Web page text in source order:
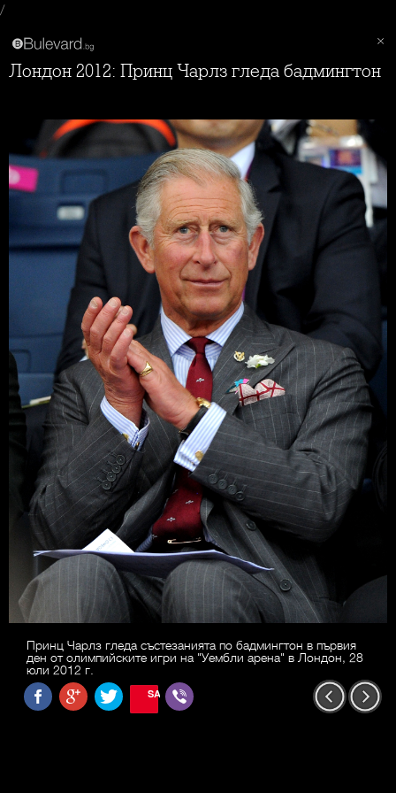
/
Лондон 2012: Принц Чарлз гледа бадмингтон
Принц Чарлз гледа състезанията по бадмингтон в първия
ден от олимпийските игри на "Уембли арена" в Лондон, 28
юли 2012 г.
SAVE